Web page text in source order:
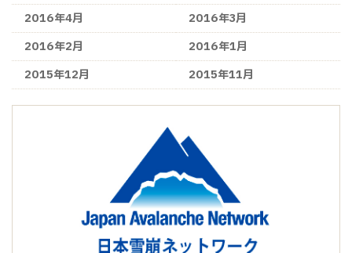
2016年4月
2016年3月
2016年2月
2016年1月
2015年12月
2015年11月